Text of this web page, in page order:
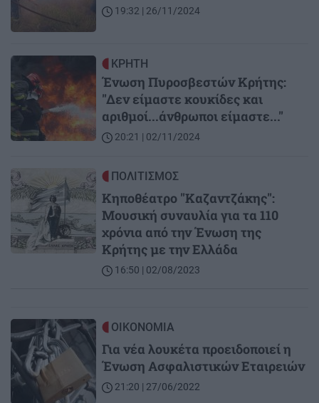
19:32 | 26/11/2024
ΚΡΗΤΗ
Ένωση Πυροσβεστών Κρήτης:
"Δεν είμαστε κουκίδες και
αριθμοί...άνθρωποι είμαστε..."
20:21 | 02/11/2024
Image ΠΟΛΙΤΙΣΜΟΣ
Κηποθέατρο "Καζαντζάκης":
Μουσική συναυλία για τα 110
χρόνια από την Ένωση της
Κρήτης με την Ελλάδα
16:50 | 02/08/2023
Image ΟΙΚΟΝΟΜΙΑ
Για νέα λουκέτα προειδοποιεί η
Ένωση Ασφαλιστικών Εταιρειών
21:20 | 27/06/2022